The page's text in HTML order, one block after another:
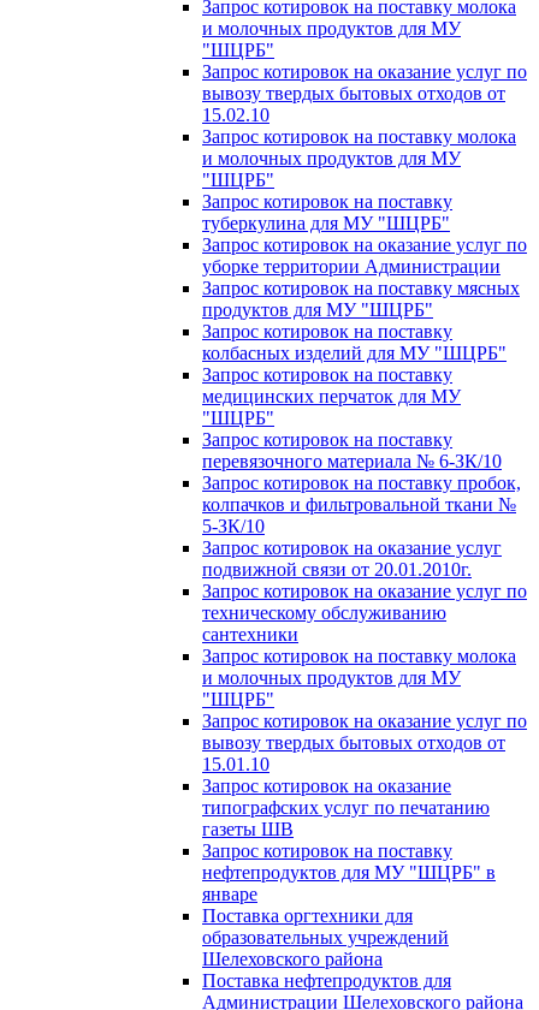
Запрос котировок на поставку молока
и молочных продуктов для МУ
"ШЦРБ"
Запрос котировок на оказание услуг по
вывозу твердых бытовых отходов от
15.02.10
Запрос котировок на поставку молока
и молочных продуктов для МУ
"ШЦРБ"
Запрос котировок на поставку
туберкулина для МУ "ШЦРБ"
Запрос котировок на оказание услуг по
уборке территории Администрации
Запрос котировок на поставку мясных
продуктов для МУ "ШЦРБ"
Запрос котировок на поставку
колбасных изделий для МУ "ШЦРБ"
Запрос котировок на поставку
медицинских перчаток для МУ
"ШЦРБ"
Запрос котировок на поставку
перевязочного материала № 6-ЗК/10
Запрос котировок на поставку пробок,
колпачков и фильтровальной ткани №
5-ЗК/10
Запрос котировок на оказание услуг
подвижной связи от 20.01.2010г.
Запрос котировок на оказание услуг по
техническому обслуживанию
сантехники
Запрос котировок на поставку молока
и молочных продуктов для МУ
"ШЦРБ"
Запрос котировок на оказание услуг по
вывозу твердых бытовых отходов от
15.01.10
Запрос котировок на оказание
типографских услуг по печатанию
газеты ШВ
Запрос котировок на поставку
нефтепродуктов для МУ "ШЦРБ" в
январе
Поставка оргтехники для
образовательных учреждений
Шелеховского района
Поставка нефтепродуктов для
Администрации Шелеховского района